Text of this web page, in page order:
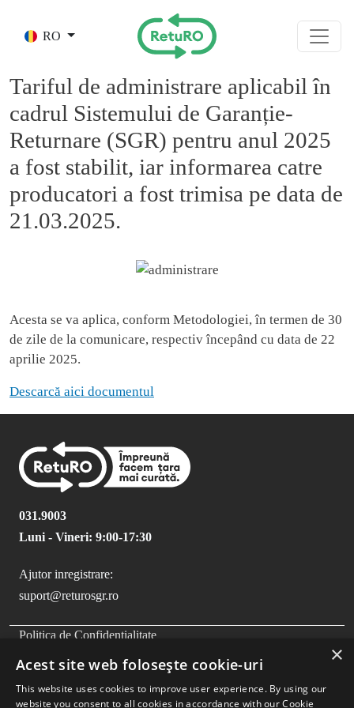
RO
Tariful de administrare aplicabil în
cadrul Sistemului de Garanție-
Returnare (SGR) pentru anul 2025
a fost stabilit, iar informarea catre
producatori a fost trimisa pe data de
21.03.2025.
Acesta se va aplica, conform Metodologiei, în termen de 30
de zile de la comunicare, respectiv începând cu data de 22
aprilie 2025.
Descarcă aici documentul
031.9003
Luni - Vineri: 9:00-17:30
Ajutor inregistrare:
suport@returosgr.ro
FOOTER MENU
Politica de Confidentialitate
Compliance
Termeni si Conditii
×
Acest site web folosește cookie-uri
This website uses cookies to improve user experience. By using our
website you consent to all cookies in accordance with our Cookie